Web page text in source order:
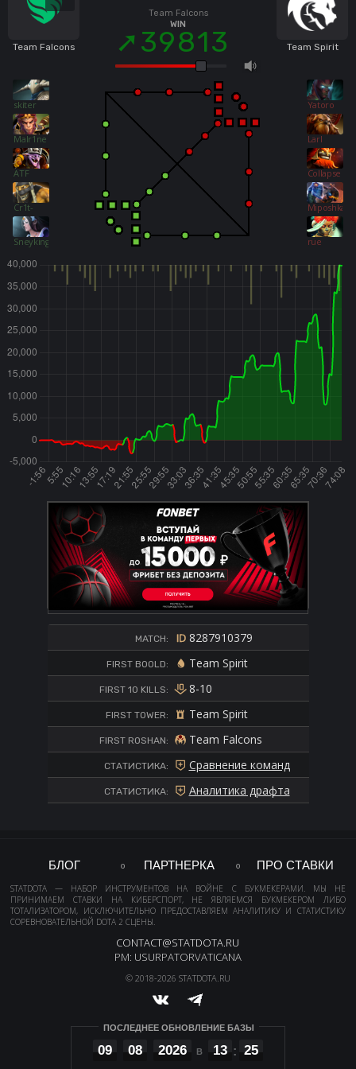
Team Falcons
skiter
Malr1ne
ATF
Cr1t-
Sneyking
Team Falcons
WIN
39813
Yatoro
Larl
Collapse
Miposhka
rue
Team Spirit
MATCH: 8287910379
FIRST BOOLD: Team Spirit
FIRST 10 KILLS: 8-10
FIRST TOWER: Team Spirit
FIRST ROSHAN: Team Falcons
СТАТИСТИКА: Сравнение команд
СТАТИСТИКА: Аналитика драфта
БЛОГ ПАРТНЕРКА ПРО СТАВКИ
STATDOTA — НАБОР ИНСТРУМЕНТОВ НА ВОЙНЕ С БУКМЕКЕРАМИ. МЫ НЕ
ПРИНИМАЕМ СТАВКИ НА КИБЕРСПОРТ, НЕ ЯВЛЯЕМСЯ БУКМЕКЕРОМ ЛИБО
ТОТАЛИЗАТОРОМ, ИСКЛЮЧИТЕЛЬНО ПРЕДОСТАВЛЯЕМ АНАЛИТИКУ И СТАТИСТИКУ
СОРЕВНОВАТЕЛЬНОЙ DOTA 2 СЦЕНЫ.
CONTACT@STATDOTA.RU
PM: USURPATORVATICANA
© 2018-2026 STATDOTA.RU
ПОСЛЕДНЕЕ ОБНОВЛЕНИЕ БАЗЫ
09 08 2026 13 25